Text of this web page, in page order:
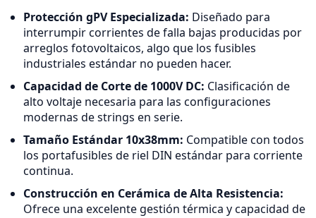
Protección gPV Especializada: Diseñado para
interrumpir corrientes de falla bajas producidas por
arreglos fotovoltaicos, algo que los fusibles
industriales estándar no pueden hacer.
Capacidad de Corte de 1000V DC: Clasificación de
alto voltaje necesaria para las configuraciones
modernas de strings en serie.
Tamaño Estándar 10x38mm: Compatible con todos
los portafusibles de riel DIN estándar para corriente
continua.
Construcción en Cerámica de Alta Resistencia:
Ofrece una excelente gestión térmica y capacidad de